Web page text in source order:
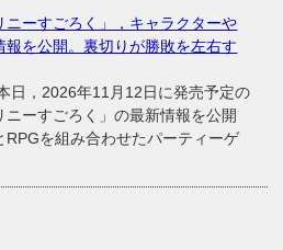
ニーすごろく」，キャラクターや
報を公開。裏切りが勝敗を左右す
，2026年11月12日に発売予定の
ニーすごろく」の最新情報を公開
RPGを組み合わせたパーティーゲ